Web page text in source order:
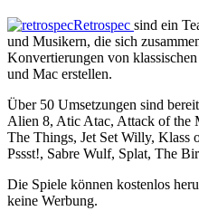
Retrospec sind ein
und Musikern, die sich
Konvertierungen von
und Mac erstellen.
Über 50 Umsetzungen sind
Alien 8, Atic Atac, Attack of the
The Things, Jet Set Willy,
Pssst!, Sabre Wulf, Splat, The
Die Spiele können kostenlos
keine Werbung.